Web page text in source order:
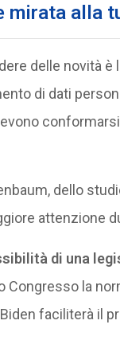
mirata alla
delle novità è
di dati
dello
attenzione
di una
la
faciliterà il